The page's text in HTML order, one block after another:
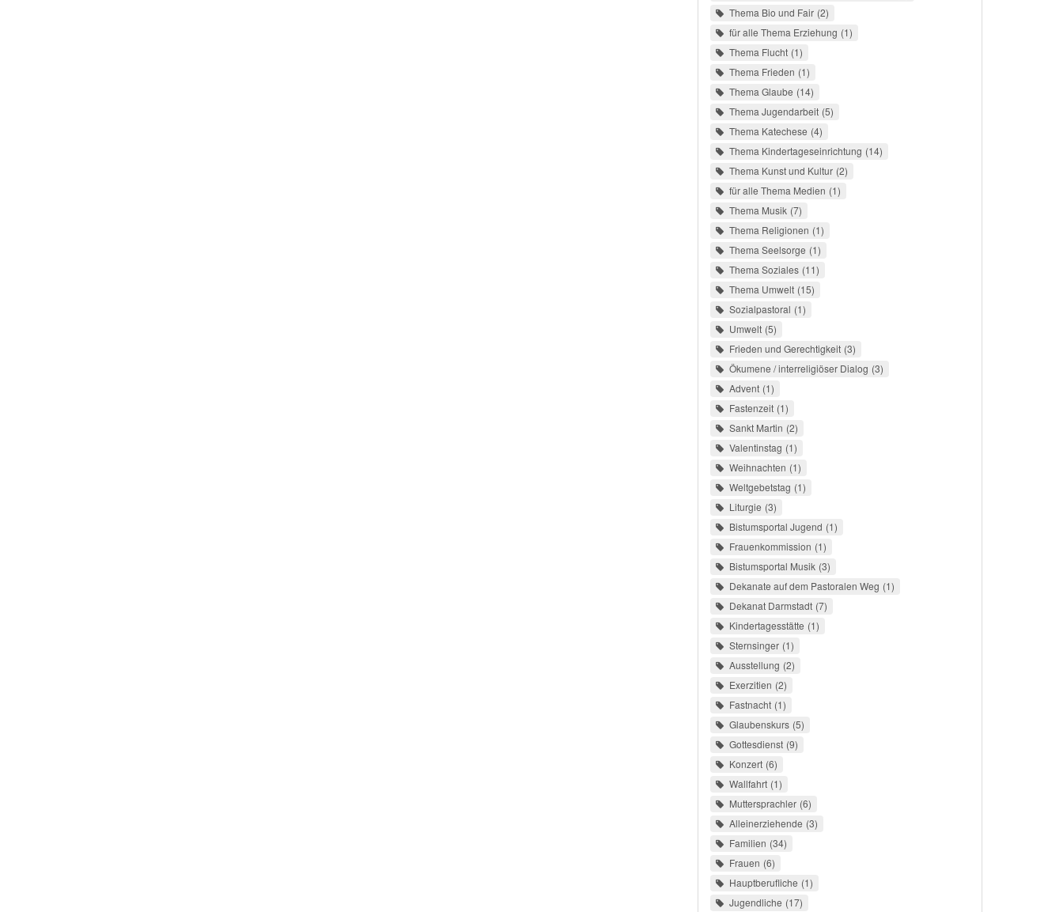
Thema Bio und Fair 2
für alle Thema Erziehung 1
Thema Flucht 1
Thema Frieden 1
Thema Glaube 14
Thema Jugendarbeit 5
Thema Katechese 4
Thema Kindertageseinrichtung 14
Thema Kunst und Kultur 2
für alle Thema Medien 1
Thema Musik 7
Thema Religionen 1
Thema Seelsorge 1
Thema Soziales 11
Thema Umwelt 15
Sozialpastoral 1
Umwelt 5
Frieden und Gerechtigkeit 3
Ökumene / interreligiöser Dialog 3
Advent 1
Fastenzeit 1
Sankt Martin 2
Valentinstag 1
Weihnachten 1
Weltgebetstag 1
Liturgie 3
Bistumsportal Jugend 1
Frauenkommission 1
Bistumsportal Musik 3
Dekanate auf dem Pastoralen Weg 1
Dekanat Darmstadt 7
Kindertagesstätte 1
Sternsinger 1
Ausstellung 2
Exerzitien 2
Fastnacht 1
Glaubenskurs 5
Gottesdienst 9
Konzert 6
Wallfahrt 1
Muttersprachler 6
Alleinerziehende 3
Familien 34
Frauen 6
Hauptberufliche 1
Jugendliche 17